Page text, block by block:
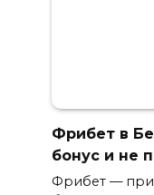
Фрибет в
бонус и не
Фрибет —